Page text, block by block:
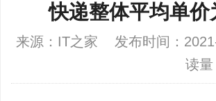
快递整体平均单
来源：IT之家 发布时间：
读